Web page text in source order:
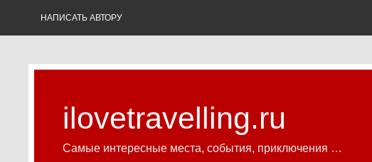
НАПИСАТЬ АВТОРУ
ilovetravelling.ru
Самые интересные места, события, приключения …